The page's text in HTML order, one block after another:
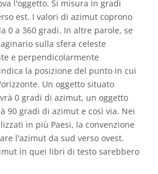
l'oggetto. Si misura in gradi
est. I valori di azimut coprono
0 a 360 gradi. In altre parole, se
sulla sfera celeste
e perpendicolarmente
la posizione del punto in cui
Un oggetto situato
0 gradi di azimut, un oggetto
90 gradi di azimut e così via. Nei
in più Paesi, la convenzione
l'azimut da sud verso ovest.
in quei libri di testo sarebbero